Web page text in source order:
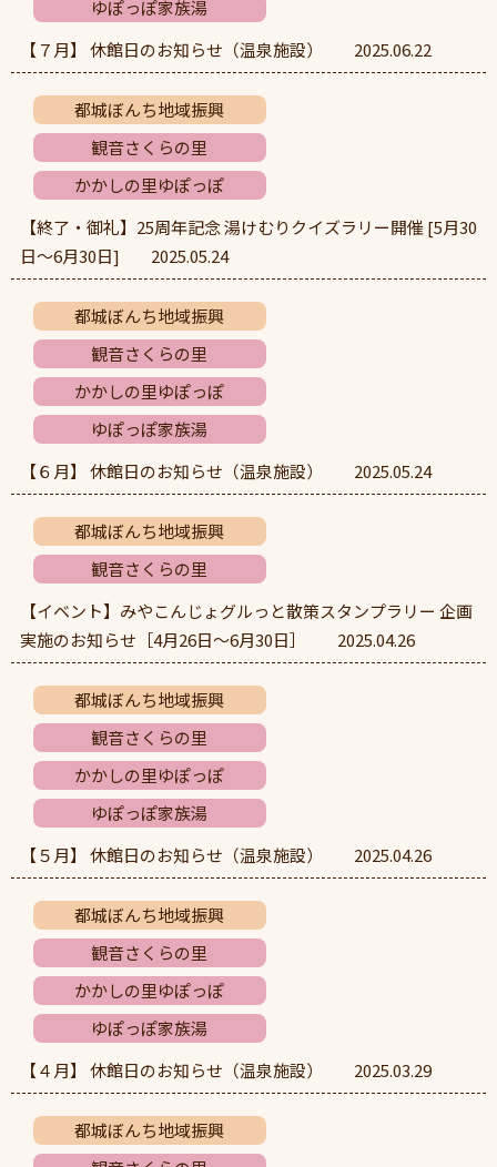
ゆぽっぽ家族湯
【７月】 休館日のお知らせ（温泉施設）
2025.06.22
都城ぼんち地域振興
観音さくらの里
かかしの里ゆぽっぽ
【終了・御礼】25周年記念 湯けむりクイズラリー開催 [5月30
日～6月30日]
2025.05.24
都城ぼんち地域振興
観音さくらの里
かかしの里ゆぽっぽ
ゆぽっぽ家族湯
【６月】 休館日のお知らせ（温泉施設）
2025.05.24
都城ぼんち地域振興
観音さくらの里
【イベント】みやこんじょグルっと散策スタンプラリー 企画
実施のお知らせ［4月26日～6月30日］
2025.04.26
都城ぼんち地域振興
観音さくらの里
かかしの里ゆぽっぽ
ゆぽっぽ家族湯
【５月】 休館日のお知らせ（温泉施設）
2025.04.26
都城ぼんち地域振興
観音さくらの里
かかしの里ゆぽっぽ
ゆぽっぽ家族湯
【４月】 休館日のお知らせ（温泉施設）
2025.03.29
都城ぼんち地域振興